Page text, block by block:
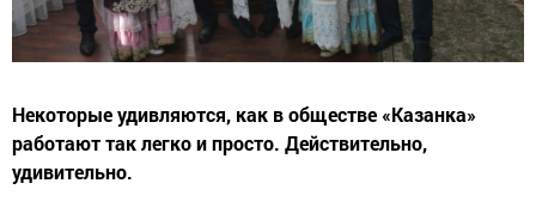
Некоторые удивляются, как в обществе «Казанка»
работают так легко и просто. Действительно,
удивительно.